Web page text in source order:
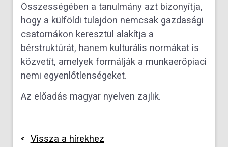
Összességében a tanulmány azt bizonyítja,
hogy a külföldi tulajdon nemcsak gazdasági
csatornákon keresztül alakítja a
bérstruktúrát, hanem kulturális normákat is
közvetít, amelyek formálják a munkaerőpiaci
nemi egyenlőtlenségeket.
Az előadás magyar nyelven zajlik.
Vissza a hírekhez